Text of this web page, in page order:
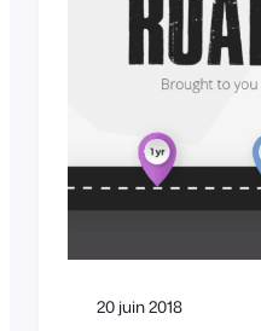
20 juin 2018